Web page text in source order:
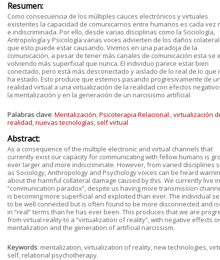
Resumen:
Como consecuencia de los múltiples cauces electrónicos y virtuales
existentes la capacidad de comunicarnos entre humanos es cada vez
e indiscriminada. Por ello, desde varias disciplinas como la Sociología,
Antropología y Psicología varias voces advierten de los daños
que esto puede estar causando. Vivimos en una paradoja de la
comunicación, a pesar de tener más canales de comunicación esta se
volviendo más superficial que nunca. El individuo parece estar bien
conectado, pero está más desconectado y aislado de lo real de lo que
ha estado. Esto produce que estemos pasando progresivamente de
realidad virtual a una virtualización de la realidad con efectos
la mentalización y en la generación de un narcisismo artificial.
Palabras clave: Mentalización,Psicoterapia Relacional.,virtualización
realidad,nuevas tecnologías, self virtual
Abstract:
As a consequence of the multiple electronic and virtual channels that
currently exist our capacity for communicating with fellow humans is
ever larger and more indiscriminate. However, from varied disciplines
as Sociology, Anthropology and Psychology voices can be heard
about the harmful collateral damage caused by this. We currently live
“communication paradox”, despite us having more transmission
is becoming more superficial and exploited than ever. The individual
to be well connected but is often found to be more disconnected and
in “real” terms than he has ever been. This produces that we are
from virtual reality to a “virtualization of reality”, with negative effects
mentalization and the generation of artificial narcissism.
Keywords: mentalization, virtualization of reality, new technologies,
self, relational psychotherapy.